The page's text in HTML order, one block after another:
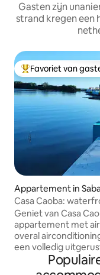
Gasten zijn
strand kregen een
Topfavoriet van
Favoriet van
Appartement in
Casa Caoba:
malecon Sabancuy
Geniet van Casa
appartement met
overal
een volledig
oven en
straat met